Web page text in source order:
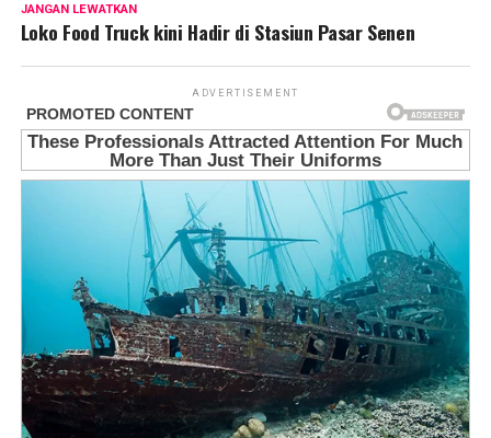
JANGAN LEWATKAN
Loko Food Truck kini Hadir di Stasiun Pasar Senen
ADVERTISEMENT